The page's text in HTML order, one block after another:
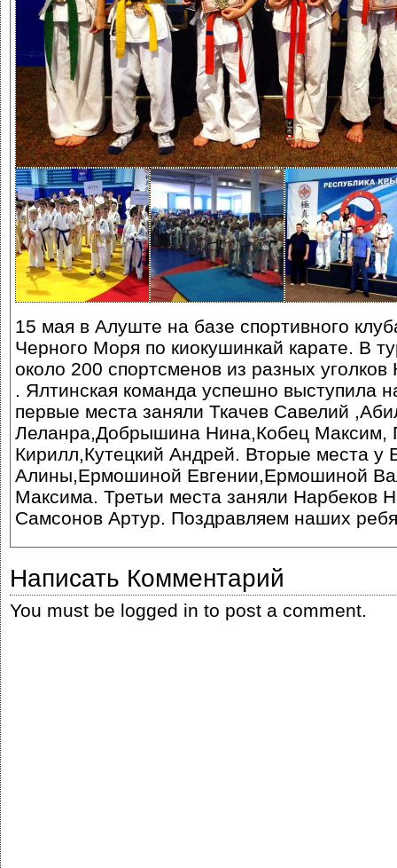
15 мая в Алуште на базе спортивного
Черного Моря по киокушинкай карате. В
около 200 спортсменов из разных
. Ялтинская команда успешно выступила
первые места заняли Ткачев Савелий
Леланра,Добрышина Нина,Кобец Максим,
Кирилл,Кутецкий Андрей. Вторые места у
Алины,Ермошиной Евгении,Ермошиной
Максима. Третьи места заняли Нарбеков
Самсонов Артур. Поздравляем наших
Написать Комментарий
You must be logged in to post a comment.